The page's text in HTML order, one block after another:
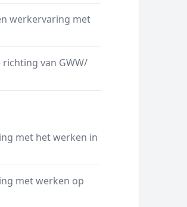
werkervaring met
van GWW/
met het werken in
met werken op